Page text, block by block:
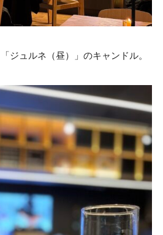
ジュルネ（昼）」のキャンドル。